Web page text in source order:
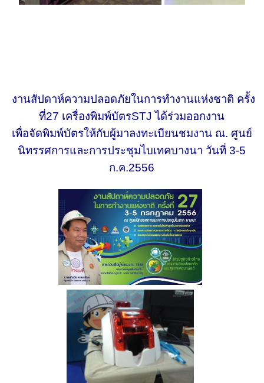
งานสัปดาห์ความปลอดภัยในการทำงานแห่งชาติ ครั้ง
ที่27 เครื่องพิมพ์บัตรSTJ ได้ร่วมออกงาน
เพื่อจัดพิมพ์บัตรให้กับผู้มาลงทะเบียนชมงาน ณ. ศูนย์
นิทรรศการและการประชุมไบเทคบางนา วันที่ 3-5
ก.ค.2556